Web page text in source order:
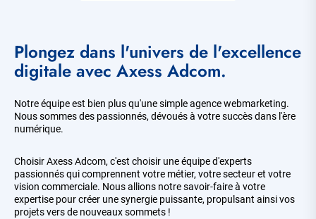
Plongez dans l'univers de l'excellence
digitale avec Axess Adcom.
Notre équipe est bien plus qu'une simple agence webmarketing.
Nous sommes des passionnés, dévoués à votre succès dans l'ère
numérique.
Choisir Axess Adcom, c'est choisir une équipe d'experts
passionnés qui comprennent votre métier, votre secteur et votre
vision commerciale. Nous allions notre savoir-faire à votre
expertise pour créer une synergie puissante, propulsant ainsi vos
projets vers de nouveaux sommets !